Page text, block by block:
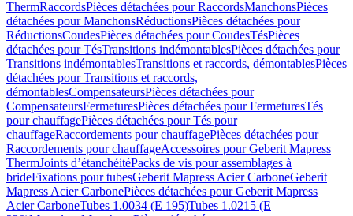
ThermRaccordsPièces détachées pour RaccordsManchonsPièces
détachées pour ManchonsRéductionsPièces détachées pour
RéductionsCoudesPièces détachées pour CoudesTésPièces
détachées pour TésTransitions indémontablesPièces détachées pour
Transitions indémontablesTransitions et raccords, démontablesPièces
détachées pour Transitions et raccords,
démontablesCompensateursPièces détachées pour
CompensateursFermeturesPièces détachées pour FermeturesTés
pour chauffagePièces détachées pour Tés pour
chauffageRaccordements pour chauffagePièces détachées pour
Raccordements pour chauffageAccessoires pour Geberit Mapress
ThermJoints d’étanchéitéPacks de vis pour assemblages à
brideFixations pour tubesGeberit Mapress Acier CarboneGeberit
Mapress Acier CarbonePièces détachées pour Geberit Mapress
Acier CarboneTubes 1.0034 (E 195)Tubes 1.0215 (E